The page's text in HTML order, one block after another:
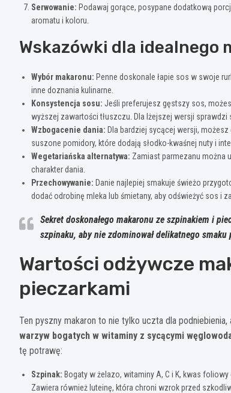
Serwowanie: Podawaj gorące, posypane dodatkową
aromatu i koloru.
Wskazówki dla idealnego
Wybór makaronu: Penne doskonale łapie sos w swoje
inne doznania kulinarne.
Konsystencja sosu: Jeśli preferujesz gęstszy sos,
wyższej zawartości tłuszczu. Dla lżejszej wersji sprawdzi
Wzbogacenie dania: Dla bardziej sycącej wersji,
suszone pomidory, które dodają słodko-kwaśnej nuty i
Wegetariańska alternatywa: Zamiast parmezanu można
charakter dania.
Przechowywanie: Danie najlepiej smakuje świeżo
dodać odrobinę mleka lub śmietany, aby odświeżyć sos i
Sekret doskonałego makaronu ze szpinakiem i
szpinaku, aby nie zdominował delikatnego
Wartości odżywcze
pieczarkami
Ten pyszny makaron to nie tylko uczta dla
warzyw bogatych w witaminy z sycącymi
tę potrawę:
Szpinak: Bogaty w żelazo, witaminy A, C i K, kwas
Zawiera również luteinę, która chroni wzrok przed